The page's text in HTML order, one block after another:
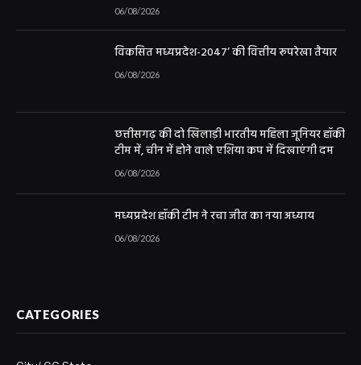
06/08/2026
विकसित मध्यप्रदेश-2047’ की वित्तीय रूपरेखा तैयार
06/08/2026
छत्तीसगढ़ की दो खिलाड़ी भारतीय महिला जूनियर हॉकी
टीम में, चीन में होने वाले एशिया कप में दिखाएंगी दम
06/08/2026
मध्यप्रदेश हॉकी टीम ने रचा जीत का नया अध्याय
06/08/2026
CATEGORIES